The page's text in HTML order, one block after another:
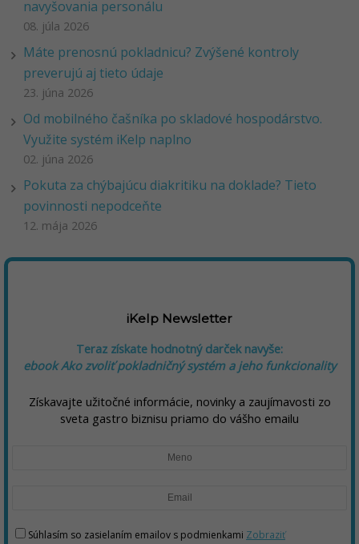
navyšovania personálu
08. júla 2026
Máte prenosnú pokladnicu? Zvýšené kontroly
preverujú aj tieto údaje
23. júna 2026
Od mobilného čašníka po skladové hospodárstvo.
Využite systém iKelp naplno
02. júna 2026
Pokuta za chýbajúcu diakritiku na doklade? Tieto
povinnosti nepodceňte
12. mája 2026
iKelp Newsletter
Teraz získate hodnotný darček navyše:
ebook Ako zvoliť pokladničný systém a jeho funkcionality
Získavajte užitočné informácie, novinky a zaujímavosti zo
sveta gastro biznisu priamo do vášho emailu
Súhlasím so zasielaním emailov s podmienkami Zobraziť